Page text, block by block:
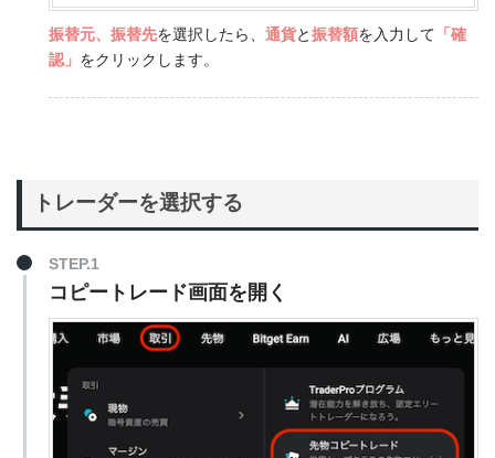
振替元、振替先を選択したら、 通貨と振替額を入力して 「確
認」 をクリックします。
トレーダーを選択する
STEP.1
コピートレード画面を開く